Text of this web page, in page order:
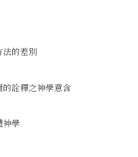
的差別
詮釋之神學意含
神學